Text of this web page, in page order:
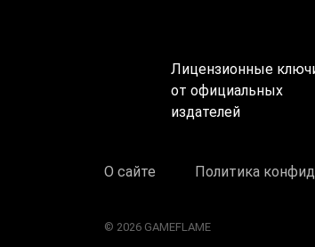
Лицензионные
от официальных
издателей
О сайте Политика
© 2026 GAMEFLAME